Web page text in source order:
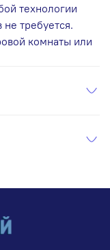
технологии
требуется.
комнаты или